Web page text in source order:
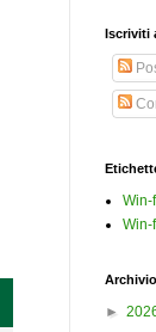
Iscriviti
Win-
Win-
►